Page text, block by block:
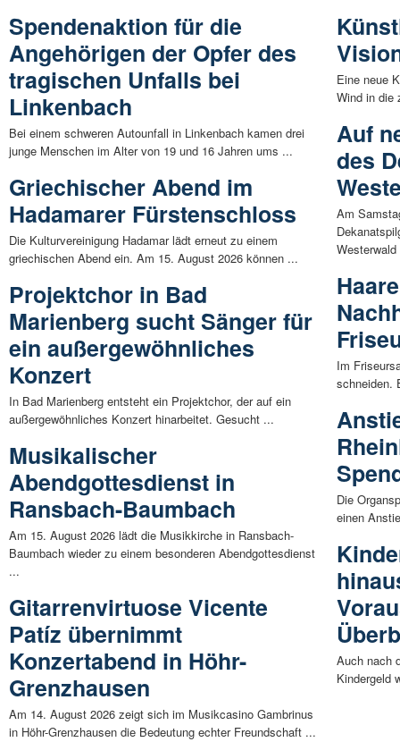
Spendenaktion für die
Angehörigen der Opfer des
tragischen Unfalls bei
Linkenbach
Bei einem schweren Autounfall in Linkenbach kamen drei
junge Menschen im Alter von 19 und 16 Jahren ums ...
Griechischer Abend im
Hadamarer Fürstenschloss
Die Kulturvereinigung Hadamar lädt erneut zu einem
griechischen Abend ein. Am 15. August 2026 können ...
Projektchor in Bad
Marienberg sucht Sänger für
ein außergewöhnliches
Konzert
In Bad Marienberg entsteht ein Projektchor, der auf ein
außergewöhnliches Konzert hinarbeitet. Gesucht ...
Musikalischer
Abendgottesdienst in
Ransbach-Baumbach
Am 15. August 2026 lädt die Musikkirche in Ransbach-
Baumbach wieder zu einem besonderen Abendgottesdienst
...
Gitarrenvirtuose Vicente
Patíz übernimmt
Konzertabend in Höhr-
Grenzhausen
Am 14. August 2026 zeigt sich im Musikcasino Gambrinus
in Höhr-Grenzhausen die Bedeutung echter Freundschaft ...
Eine neue
Wind in die
Auf
des
Am
Im
schneiden.
Die
einen
Auch nach
Kindergeld